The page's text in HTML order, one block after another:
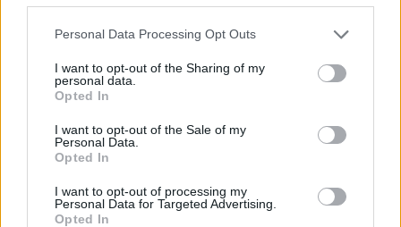
Personal Data Processing Opt Outs
I want to opt-out of the Sharing of my
personal data.
Opted In
I want to opt-out of the Sale of my
Personal Data.
Opted In
I want to opt-out of processing my
Personal Data for Targeted Advertising.
Opted In
Reply toJosefine 7 år sedan
Hej Jenny och Josefine!
gånger varit på väg att skicka en kommentar om att jag
upplever att känslan i bloggen har förändrats på något
tar illa upp Jenny. Jag begär inte heller att du ska berätta
allt om ditt mående och hur du har det privat osv. Men vi
flytt och förlusten av Molly så jag har full förståelse för
om du kanske inte orkar lägga ner lika mycket